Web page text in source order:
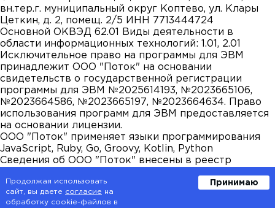
вн.тер.г. муниципальный округ Коптево, ул. Клары
Цеткин, д. 2, помещ. 2/5 ИНН 7713444724
Основной ОКВЭД 62.01
Виды деятельности в
области информационных технологий: 1.01, 2.01
Исключительное право на программы для ЭВМ
принадлежит ООО "Поток" на основании
свидетельств о государственной регистрации
программы для ЭВМ №2025614193, №2023665106,
№2023664586, №2023665197, №2023664634. Право
использования программ для ЭВМ предоставляется
на основании лицензии.
ООО "Поток" применяет языки программирования
JavaScript, Ruby, Go, Groovy, Kotlin, Python
Сведения об ООО "Поток" внесены в реестр
деятельность в области информационных
технологий. ООО "Поток" осуществляет
Продолжая использовать
сайт, вы даете согласие на
обработку cookie-файлов в
Принимаю